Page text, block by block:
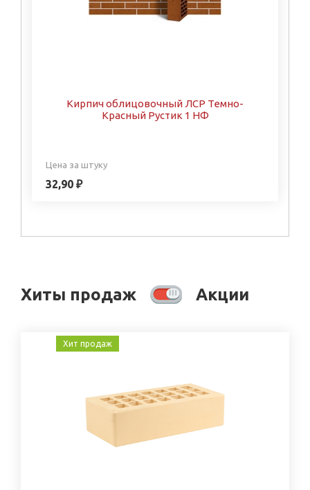
Кирпич облицовочный ЛСР Темно-
Красный Рустик 1 НФ
Цена за штуку
32,90 ₽
Хиты продаж Акции
Хит продаж